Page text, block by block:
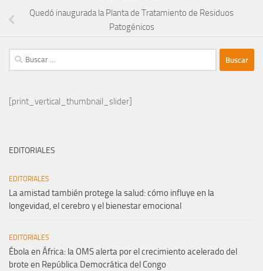
Quedó inaugurada la Planta de Tratamiento de Residuos
Patogénicos
Buscar:
[print_vertical_thumbnail_slider]
EDITORIALES
EDITORIALES
La amistad también protege la salud: cómo influye en la
longevidad, el cerebro y el bienestar emocional
EDITORIALES
Ébola en África: la OMS alerta por el crecimiento acelerado del
brote en República Democrática del Congo